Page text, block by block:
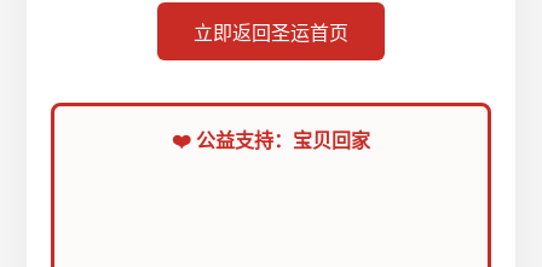
立即返回圣运首页
❤️ 公益支持：宝贝回家